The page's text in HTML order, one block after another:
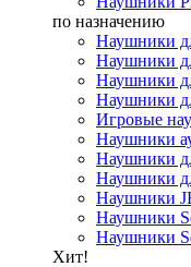
по назначению
Наушники
Наушники
Наушники
Наушники
Игровые
Наушники
Наушники
Наушники
Наушники
Наушники
Наушники
Хит!